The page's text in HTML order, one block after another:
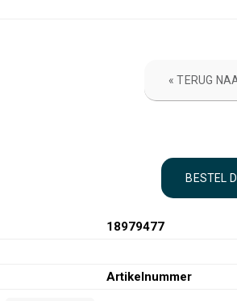
« TERUG
18979477
Artikelnummer